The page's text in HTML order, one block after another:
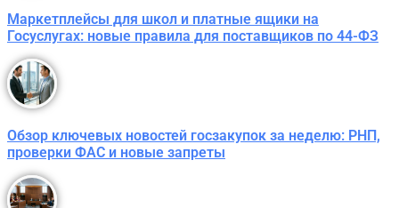
Маркетплейсы для школ и платные ящики на
Госуслугах: новые правила для поставщиков по 44-ФЗ
Обзор ключевых новостей госзакупок за неделю: РНП,
проверки ФАС и новые запреты